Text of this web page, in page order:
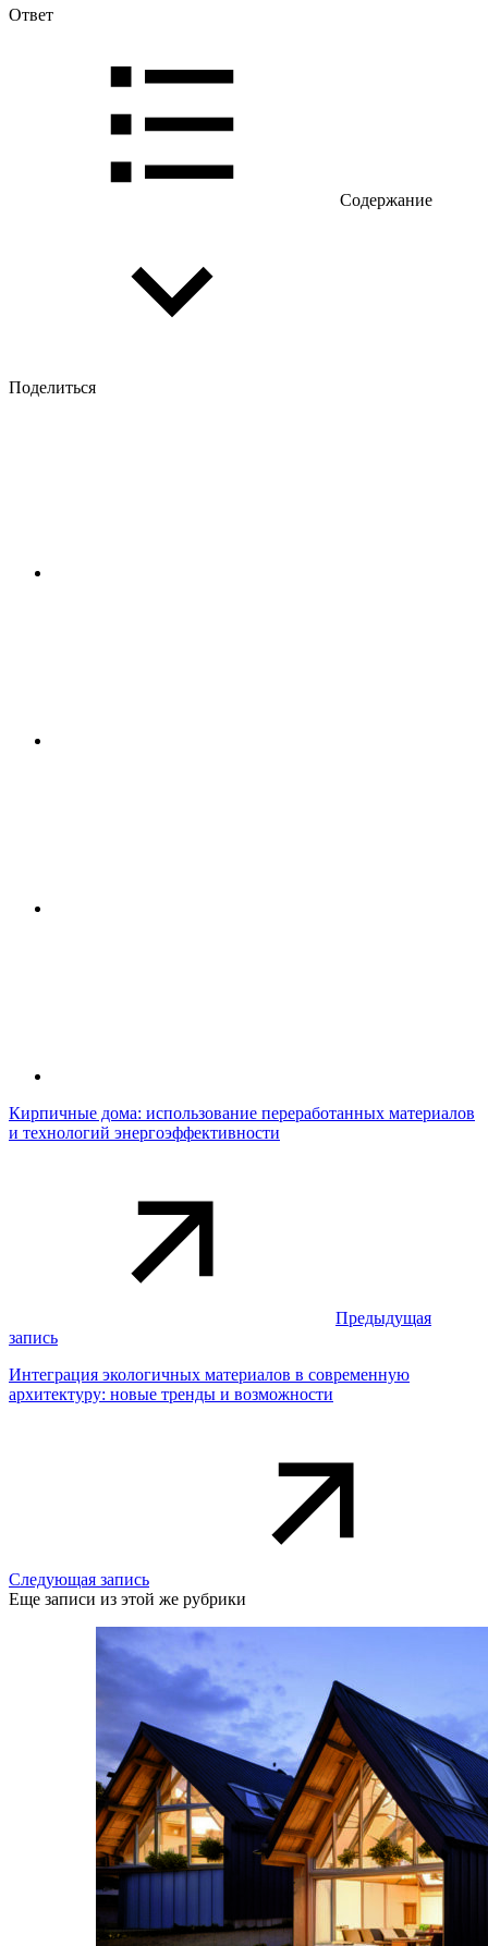
Ответ
Содержание
Поделиться
Кирпичные дома: использование переработанных материалов
и технологий энергоэффективности
Предыдущая
запись
Интеграция экологичных материалов в современную
архитектуру: новые тренды и возможности
Следующая запись
Еще записи из этой же рубрики